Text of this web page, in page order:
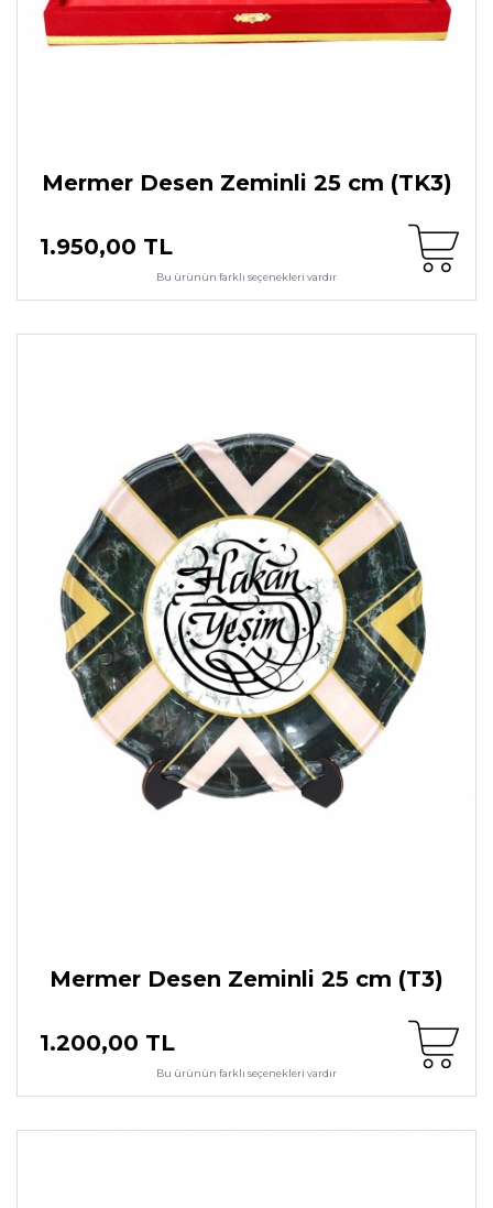
Mermer Desen Zeminli 25 cm (TK3)
1.950,00 TL
Bu ürünün farklı seçenekleri vardır
Mermer Desen Zeminli 25 cm (T3)
1.200,00 TL
Bu ürünün farklı seçenekleri vardır